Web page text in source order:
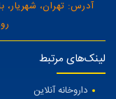
آدرس: تهران، شهریار،
لینک‌های مرتبط
داروخانه آنلاین